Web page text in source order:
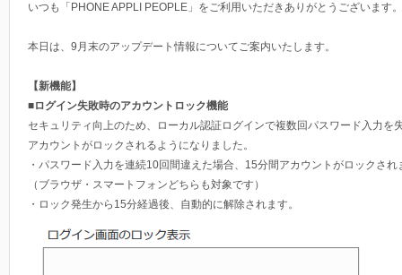
いつも「PHONE APPLI PEOPLE」をご利用いただきありがとうございます。
本日は、9月末のアップデート情報についてご案内いたします。
【新機能】
■ログイン失敗時のアカウントロック機能
セキュリティ向上のため、ローカル認証ログインで複数回パスワード入力を
アカウントがロックされるようになりました。
・パスワード入力を連続10回間違えた場合、15分間アカウントがロックされ
（ブラウザ・スマートフォンどちらも対象です）
・ロック発生から15分経過後、自動的に解除されます。